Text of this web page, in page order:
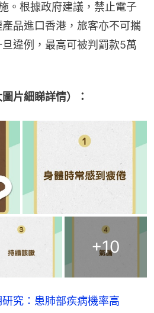
。根據政府建議，禁止電子
品進口香港，旅客亦不可攜
違例，最高可被判罰款5萬
片細睇詳情）：
+10
究：患肺部疾病機率高